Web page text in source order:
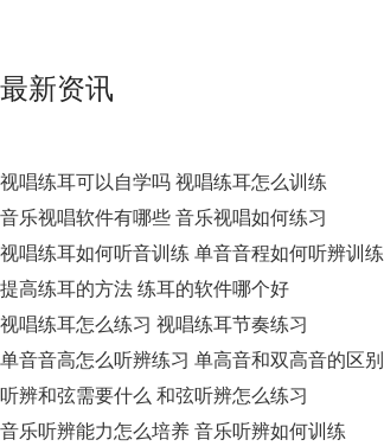
最新资讯
视唱练耳可以自学吗 视唱练耳怎么训练
音乐视唱软件有哪些 音乐视唱如何练习
视唱练耳如何听音训练 单音音程如何听辨训练
提高练耳的方法 练耳的软件哪个好
视唱练耳怎么练习 视唱练耳节奏练习
单音音高怎么听辨练习 单高音和双高音的区别
听辨和弦需要什么 和弦听辨怎么练习
音乐听辨能力怎么培养 音乐听辨如何训练